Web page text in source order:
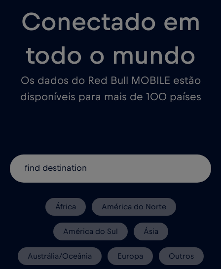
Conectado em
todo o mundo
Os dados do Red Bull MOBILE estão
disponíveis para mais de 100 países
África América do Norte
América do Sul Ásia
Austrália/Oceânia Europa Outros